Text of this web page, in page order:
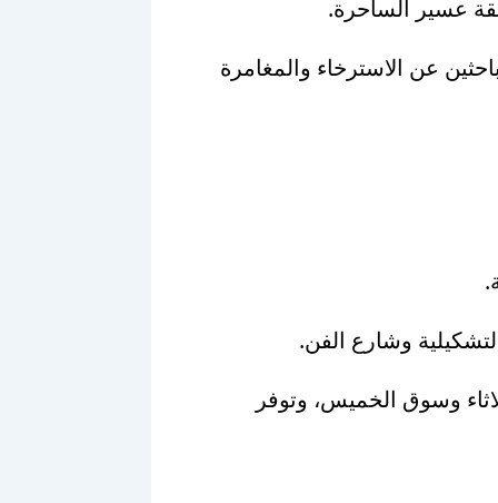
عسير الساحرة.
عن الاسترخاء والمغامرة
وشارع الفن.
وسوق الخميس، وتوفر